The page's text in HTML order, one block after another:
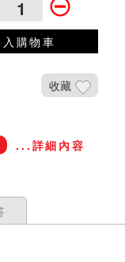
入購物車
收藏
...詳細內容